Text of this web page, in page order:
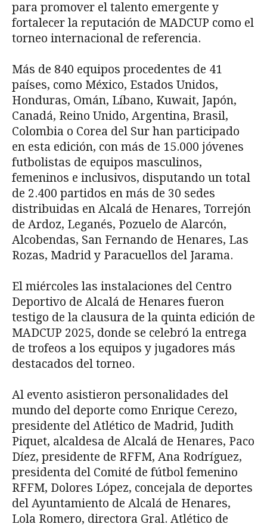
para promover el talento emergente y
fortalecer la reputación de MADCUP como el
torneo internacional de referencia.
Más de 840 equipos procedentes de 41
países, como México, Estados Unidos,
Honduras, Omán, Líbano, Kuwait, Japón,
Canadá, Reino Unido, Argentina, Brasil,
Colombia o Corea del Sur han participado
en esta edición, con más de 15.000 jóvenes
futbolistas de equipos masculinos,
femeninos e inclusivos, disputando un total
de 2.400 partidos en más de 30 sedes
distribuidas en Alcalá de Henares, Torrejón
de Ardoz, Leganés, Pozuelo de Alarcón,
Alcobendas, San Fernando de Henares, Las
Rozas, Madrid y Paracuellos del Jarama.
El miércoles las instalaciones del Centro
Deportivo de Alcalá de Henares fueron
testigo de la clausura de la quinta edición de
MADCUP 2025, donde se celebró la entrega
de trofeos a los equipos y jugadores más
destacados del torneo.
Al evento asistieron personalidades del
mundo del deporte como Enrique Cerezo,
presidente del Atlético de Madrid, Judith
Piquet, alcaldesa de Alcalá de Henares, Paco
Díez, presidente de RFFM, Ana Rodríguez,
presidenta del Comité de fútbol femenino
RFFM, Dolores López, concejala de deportes
del Ayuntamiento de Alcalá de Henares,
Lola Romero, directora Gral. Atlético de